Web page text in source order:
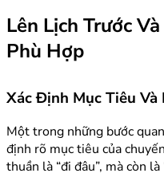
Lên Lịch Trước
Phù Hợp
Xác Định Mục Tiêu Và
Một trong những bước
định rõ mục tiêu của
thuần là “đi đâu”, mà còn